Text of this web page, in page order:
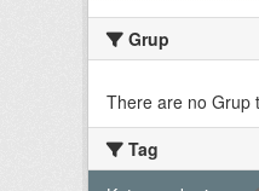
Grup
There are no Grup
Tag